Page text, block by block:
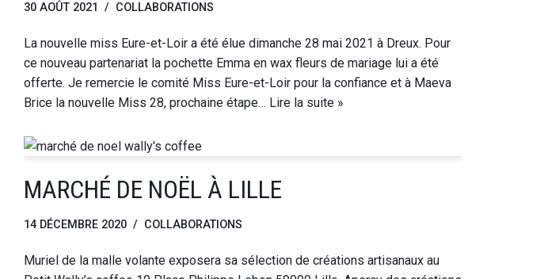
30 AOÛT 2021 COLLABORATIONS
La nouvelle miss Eure-et-Loir a été élue dimanche 28 mai 2021 à Dreux. Pour
ce nouveau partenariat la pochette Emma en wax fleurs de mariage lui a été
offerte. Je remercie le comité Miss Eure-et-Loir pour la confiance et à Maeva
Brice la nouvelle Miss 28, prochaine étape… Lire la suite »
MARCHÉ DE NOËL À LILLE
14 DÉCEMBRE 2020 COLLABORATIONS
Muriel de la malle volante exposera sa sélection de créations artisanaux au